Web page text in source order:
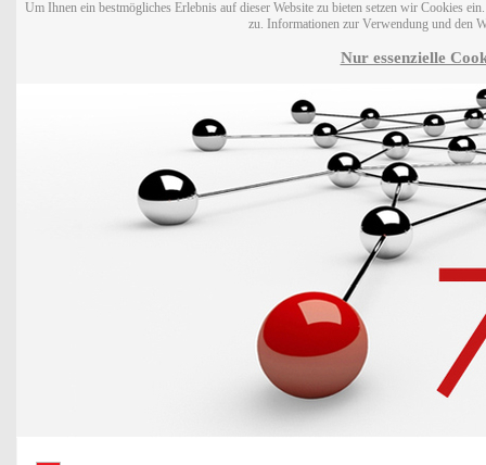
Um Ihnen ein bestmögliches Erlebnis auf dieser Website zu bieten setzen wir Cookies
zu. Informationen zur Verwendung und den
Nur essenzielle